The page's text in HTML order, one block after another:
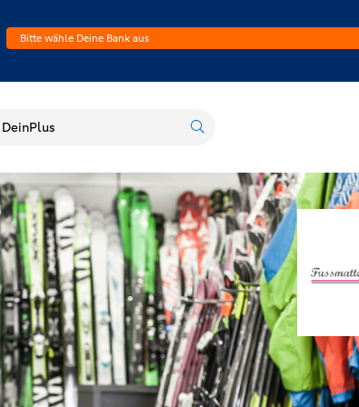
Bitte wähle Deine Bank aus